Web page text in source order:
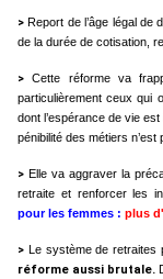
> Report de l’âge légal de
de la durée de cotisation,
> Cette réforme va
particulièrement ceux qui
dont l’espérance de vie
pénibilité des métiers n’est
> Elle va aggraver la
retraite et renforcer les
pour les femmes : plus
> Le système de retraites
réforme aussi brutale.